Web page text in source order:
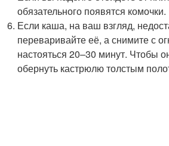
обязательного появятся комочки.
Если каша, на ваш взгляд,
переваривайте её, а снимите с
настояться 20–30 минут. Чтобы
обернуть кастрюлю толстым